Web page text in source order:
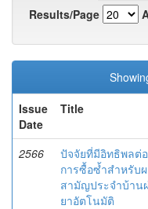
Results/Page
Issue
Date
Title
2566
ปัจจัยที่มีอิทธิพลต่
การซื้อซ้ำสำหรับ
สามัญประจำบ้าน
ยาอัตโนมัติ